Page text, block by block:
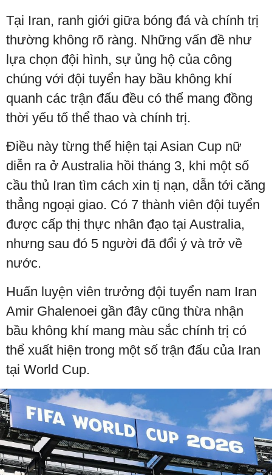
Tại Iran, ranh giới giữa bóng đá và chính trị
thường không rõ ràng. Những vấn đề như
lựa chọn đội hình, sự ủng hộ của công
chúng với đội tuyển hay bầu không khí
quanh các trận đấu đều có thể mang đồng
thời yếu tố thể thao và chính trị.
Điều này từng thể hiện tại Asian Cup nữ
diễn ra ở Australia hồi tháng 3, khi một số
cầu thủ Iran tìm cách xin tị nạn, dẫn tới căng
thẳng ngoại giao. Có 7 thành viên đội tuyển
được cấp thị thực nhân đạo tại Australia,
nhưng sau đó 5 người đã đổi ý và trở về
nước.
Huấn luyện viên trưởng đội tuyển nam Iran
Amir Ghalenoei gần đây cũng thừa nhận
bầu không khí mang màu sắc chính trị có
thể xuất hiện trong một số trận đấu của Iran
tại World Cup.